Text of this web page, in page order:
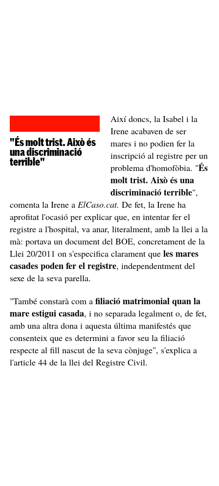
"És molt trist. Això és
una discriminació
terrible"
Així doncs, la Isabel i la
Irene acabaven de ser
mares i no podien fer la
inscripció al registre per un
problema d'homofòbia. "És
molt trist. Això és una
discriminació terrible",
comenta la Irene a ElCaso.cat. De fet, la Irene ha
aprofitat l'ocasió per explicar que, en intentar fer el
registre a l'hospital, va anar, literalment, amb la llei a la
mà: portava un document del BOE, concretament de la
Llei 20/2011 on s'especifica clarament que les mares
casades poden fer el registre, independentment del
sexe de la seva parella.